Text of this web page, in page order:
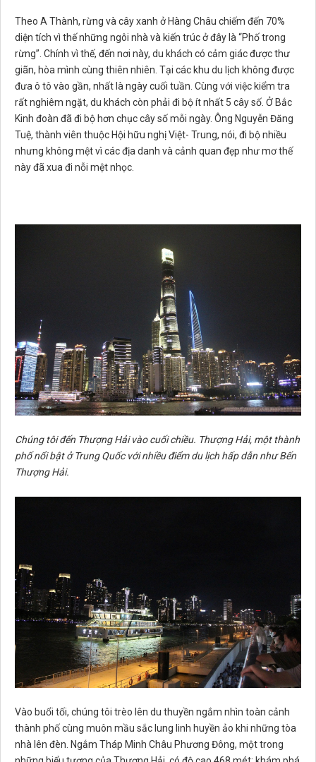
Theo A Thành, rừng và cây xanh ở Hàng Châu chiếm đến 70%
diện tích vì thế những ngôi nhà và kiến trúc ở đây là “Phố trong
rừng”. Chính vì thế, đến nơi này, du khách có cảm giác được thư
giãn, hòa mình cùng thiên nhiên. Tại các khu du lịch không được
đưa ô tô vào gần, nhất là ngày cuối tuần. Cùng với việc kiểm tra
rất nghiêm ngặt, du khách còn phải đi bộ ít nhất 5 cây số. Ở Bắc
Kinh đoàn đã đi bộ hơn chục cây số mỗi ngày. Ông Nguyễn Đăng
Tuệ, thành viên thuộc Hội hữu nghị Việt- Trung, nói, đi bộ nhiều
nhưng không mệt vì các địa danh và cảnh quan đẹp như mơ thế
này đã xua đi nỗi mệt nhọc.
Chúng tôi đến Thượng Hải vào cuối chiều. Thượng Hải, một thành
phố nổi bật ở Trung Quốc với nhiều điểm du lịch hấp dẫn như Bến
Thượng Hải.
Vào buổi tối, chúng tôi trèo lên du thuyền ngắm nhìn toàn cảnh
thành phố cùng muôn mầu sắc lung linh huyền ảo khi những tòa
nhà lên đèn. Ngắm Tháp Minh Châu Phương Đông, một trong